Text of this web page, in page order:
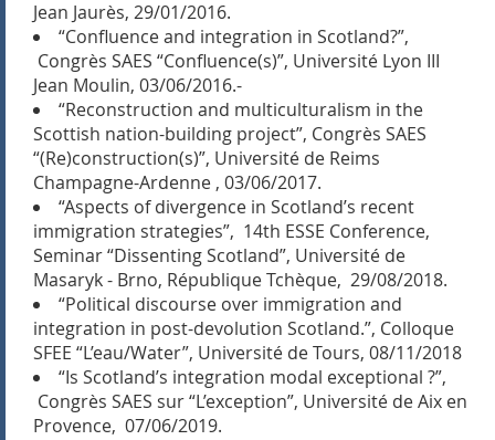
Jean Jaurès, 29/01/2016.
“Confluence and integration in Scotland?”,
Congrès SAES “Confluence(s)”, Université Lyon III
Jean Moulin, 03/06/2016.-
“Reconstruction and multiculturalism in the
Scottish nation-building project”, Congrès SAES
“(Re)construction(s)”, Université de Reims
Champagne-Ardenne , 03/06/2017.
“Aspects of divergence in Scotland’s recent
immigration strategies”, 14th ESSE Conference,
Seminar “Dissenting Scotland”, Université de
Masaryk - Brno, République Tchèque, 29/08/2018.
“Political discourse over immigration and
integration in post-devolution Scotland.”, Colloque
SFEE “L’eau/Water”, Université de Tours, 08/11/2018
“Is Scotland’s integration modal exceptional ?”,
Congrès SAES sur “L’exception”, Université de Aix en
Provence, 07/06/2019.